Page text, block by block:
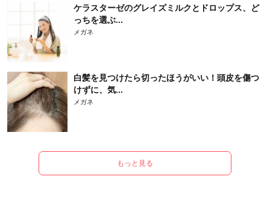
ケラスターゼのグレイズミルクとドロップス、ど
っちを選ぶ...
メガネ
白髪を見つけたら切ったほうがいい！頭皮を傷つ
けずに、気...
メガネ
もっと見る